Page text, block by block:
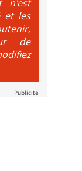
n'est
et les
de